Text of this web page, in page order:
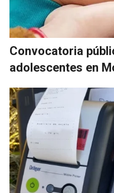
Convocatoria
adolescentes en